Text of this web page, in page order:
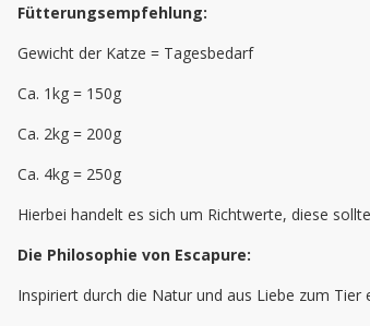
Fütterungsempfehlung:
Gewicht der Katze = Tagesbedarf
Ca. 1kg = 150g
Ca. 2kg = 200g
Ca. 4kg = 250g
Hierbei handelt es sich um Richtwerte, diese
Die Philosophie von Escapure:
Inspiriert durch die Natur und aus Liebe zum